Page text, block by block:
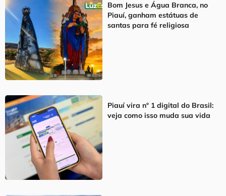
Bom Jesus e Água Branca, no
Piauí, ganham estátuas de
santas para fé religiosa
Piauí vira nº 1 digital do Brasil:
veja como isso muda sua vida